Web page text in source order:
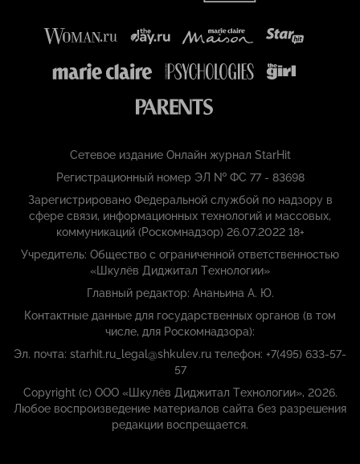
Сетевое издание Онлайн журнал StarHit
Регистрационный номер ЭЛ № ФС 77 - 83698
Зарегистрировано Федеральной службой по надзору в
сфере связи, информационных технологий и массовых,
коммуникаций (Роскомнадзор) 26.07.2022 18+
Учредитель: Общество с ограниченной ответственностью
«Шкулёв Диджитал Технологии»
Главный редактор: Ананьина А. Ю.
Контактные данные для государственных органов (в том
числе, для Роскомнадзора):
Эл. почта: starhit.ru_legal@shkulev.ru телефон: +7(495) 633-57-
57
Copyright (с) ООО «Шкулёв Диджитал Технологии», 2026.
Любое воспроизведение материалов сайта без разрешения
редакции воспрещается.